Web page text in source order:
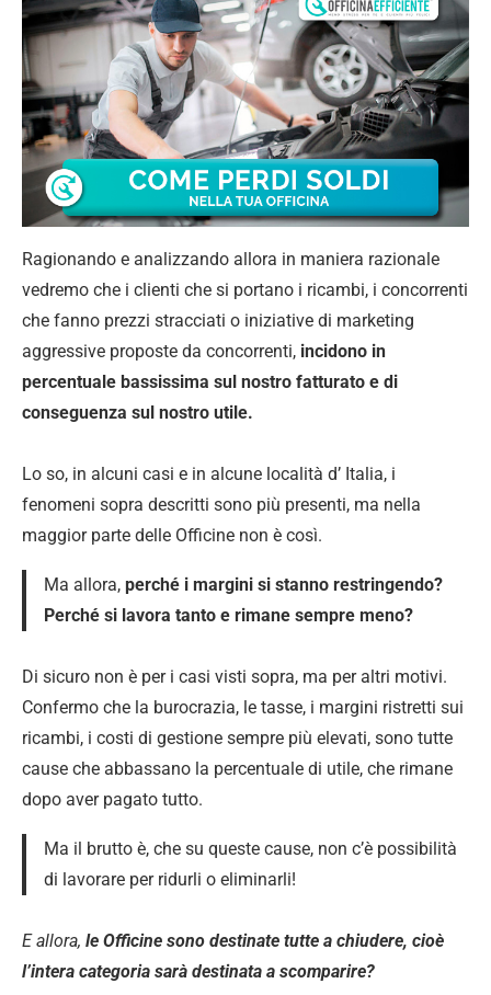
Ragionando e analizzando allora in maniera razionale
vedremo che i clienti che si portano i ricambi, i concorrenti
che fanno prezzi stracciati o iniziative di marketing
aggressive proposte da concorrenti, incidono in
percentuale bassissima sul nostro fatturato e di
conseguenza sul nostro utile.
Lo so, in alcuni casi e in alcune località d’ Italia, i
fenomeni sopra descritti sono più presenti, ma nella
maggior parte delle Officine non è così.
Ma allora, perché i margini si stanno restringendo?
Perché si lavora tanto e rimane sempre meno?
Di sicuro non è per i casi visti sopra, ma per altri motivi.
Confermo che la burocrazia, le tasse, i margini ristretti sui
ricambi, i costi di gestione sempre più elevati, sono tutte
cause che abbassano la percentuale di utile, che rimane
dopo aver pagato tutto.
Ma il brutto è, che su queste cause, non c’è possibilità
di lavorare per ridurli o eliminarli!
E allora, le Officine sono destinate tutte a chiudere, cioè
l’intera categoria sarà destinata a scomparire?